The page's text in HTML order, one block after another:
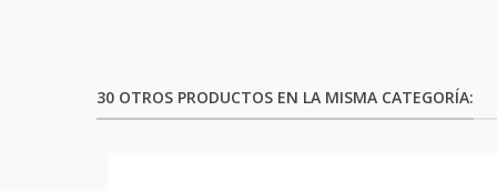
30 OTROS PRODUCTOS EN LA MISMA CATEGORÍA: